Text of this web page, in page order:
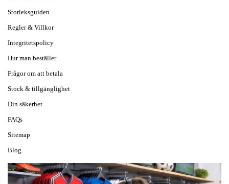
Storleksguiden
Regler & Villkor
Integritetspolicy
Hur man beställer
Frågor om att betala
Stock & tillgänglighet
Din säkerhet
FAQs
Sitemap
Blog